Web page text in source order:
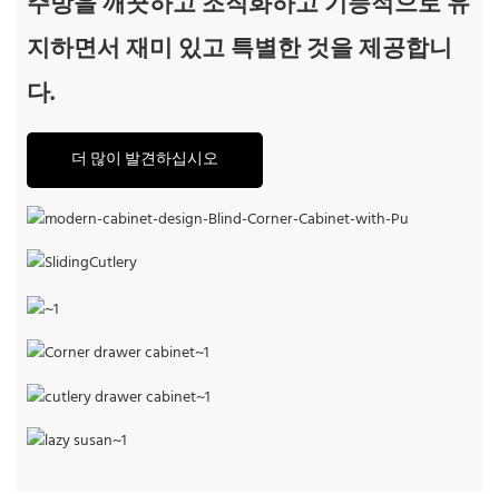
지하면서 재미 있고 특별한 것을 제공합니
다.
더 많이 발견하십시오
풀 아웃 선반이있는 블라인드 코너 캐비닛